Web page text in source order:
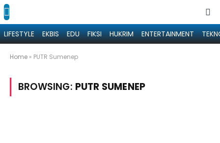
LIFESTYLE EKBIS EDU FIKSI HUKRIM ENTERTAINMENT
Home » PUTR Sumenep
BROWSING: PUTR SUMENEP